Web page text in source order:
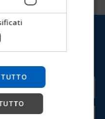
su
guida
rapido per esplorare i
TUTTO